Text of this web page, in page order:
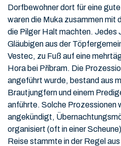
Dorfbewohner dort für eine
waren die Muka zusammen mit
die Pilger Halt machten. Jedes
Gläubigen aus der
Vestec, zu Fuß auf eine
Hora bei Příbram. Die
angeführt wurde, bestand aus
Brautjungfern und einem
anführte. Solche Prozessionen
angekündigt,
organisiert (oft in einer
Reise stammte in der Regel